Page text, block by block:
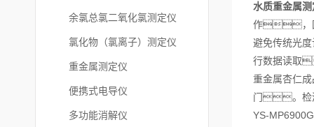
余氯总氯二氧化氯测定仪
氯化物（氯离子）测定仪
重金属测定仪
便携式电导仪
多功能消解仪
水质重金属
作，
避免传统光
行数据读
重金属杏仁
门。检
YS-